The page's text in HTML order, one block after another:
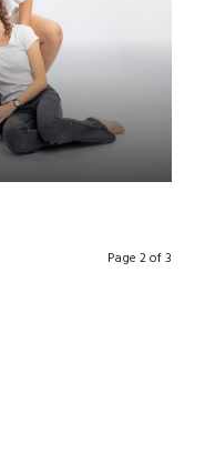
Page 2 of 3